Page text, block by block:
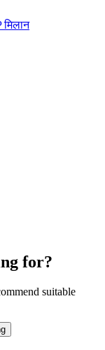
मिलान
for?
suitable